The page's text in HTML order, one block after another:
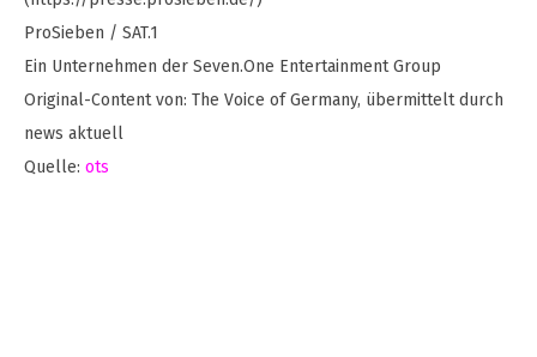
ProSieben / SAT.1
Ein Unternehmen der Seven.One Entertainment Group
Original-Content von: The Voice of Germany, übermittelt durch
news aktuell
Quelle: ots